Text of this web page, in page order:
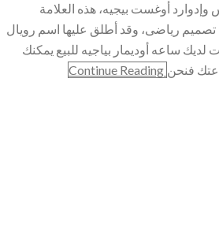
أوغست بيجيه، هذه العلامة
تصميم رياضى، وقد أطلق عليها اسم رويال
1972، إذا كانت لديك ساعه أوديمار بياجيه للبيع يمكنك
فنحن